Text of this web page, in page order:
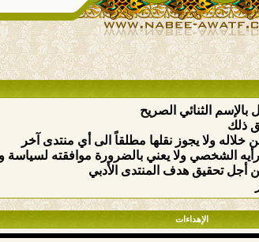
الثنائي الصريح
ذلك
خلاله ولا يجوز نقلها مطلقاً الى أي منتدى آخر
الشخصي ولا يعني بالضرورة موافقته لسياسة
أجل تحقيق هدف المنتدى الأدبي
الإهداءات